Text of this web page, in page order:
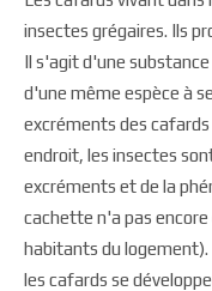
insectes grégaires. Ils
Il s'agit d'une
d'une même espèce à
excréments des
endroit, les insectes
excréments et de la
cachette n'a pas
habitants du
les cafards se